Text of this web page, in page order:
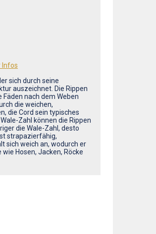
Infos
sich durch seine
auszeichnet. Die Rippen
nach dem Weben
die weichen,
die Cord sein typisches
Zahl können die Rippen
die Wale-Zahl, desto
strapazierfähig,
sich weich an, wodurch er
Hosen, Jacken, Röcke